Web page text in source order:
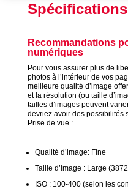
Recommandations
numériques
Pour vous assurer plus de
photos à l’intérieur de vos
meilleure qualité d’image
et la résolution (ou taille
tailles d’images peuvent
devriez avoir des possibilités
Prise de vue :
Qualité d’image: Fine
Taille d’image : Large
ISO : 100-400 (selon les